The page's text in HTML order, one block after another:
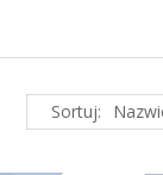
Sortuj: